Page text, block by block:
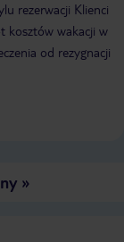
rezerwacji Klienci
kosztów wakacji w
od rezygnacji
»